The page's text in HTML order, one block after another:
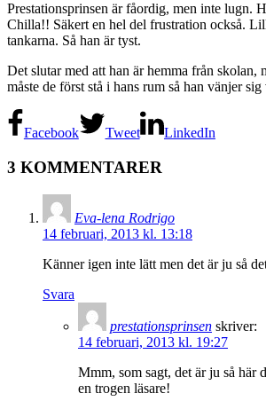
Prestationsprinsen är fåordig, men inte lugn.
Chilla!! Säkert en hel del frustration också.
tankarna. Så han är tyst.
Det slutar med att han är hemma från
måste de först stå i hans rum så han vänjer
Facebook Tweet LinkedIn
3 KOMMENTARER
Eva-lena Rodrigo
14 februari, 2013 kl. 13:18
Känner igen inte lätt men det är ju så
Svara
prestationsprinsen skriver:
14 februari, 2013 kl. 19:27
Mmm, som sagt, det är ju så här
en trogen läsare!